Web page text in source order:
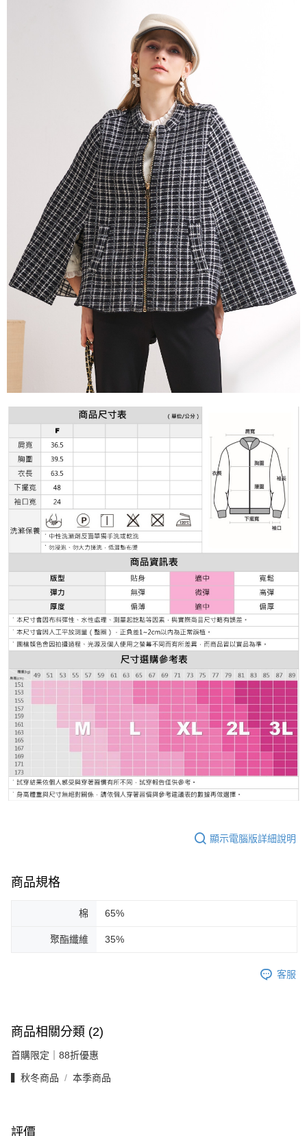
顯示電腦版詳細說明
商品規格
棉 65%
聚酯纖維 35%
客服
商品相關分類 (2)
首購限定｜88折優惠
▍秋冬商品 本季商品
評價